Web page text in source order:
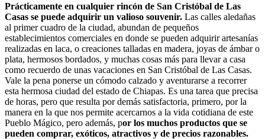
Prácticamente en cualquier rincón de San Cristóbal de Las
Casas se puede adquirir un valioso souvenir. Las calles aledañas
al primer cuadro de la ciudad, abundan de pequeños
establecimientos comerciales en donde se pueden adquirir artesanías
realizadas en laca, o creaciones talladas en madera, joyas de ámbar o
plata, hermosos bordados, y muchas cosas más para llevar a casa
como recuerdo de unas vacaciones en San Cristóbal de Las Casas.
Vale la pena ponerse un cómodo calzado y aventurarse a recorrer
esta hermosa ciudad del estado de Chiapas. Es una tarea que precisa
de horas, pero que resulta por demás satisfactoria, primero, por la
manera en la que nos permite acercarnos a la vida cotidiana de este
Pueblo Mágico, pero además, por los muchos productos que se
pueden comprar, exóticos, atractivos y de precios razonables.